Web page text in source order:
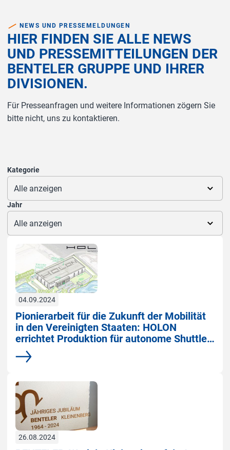
NEWS UND PRESSEMELDUNGEN
HIER FINDEN SIE ALLE NEWS
UND PRESSEMITTEILUNGEN DER
BENTELER GRUPPE UND IHRER
DIVISIONEN.
Für Presseanfragen und weitere Informationen zögern Sie
bitte nicht, uns zu kontaktieren.
Kategorie
Jahr
04.09.2024
Pionierarbeit für die Zukunft der Mobilität
in den Vereinigten Staaten: HOLON
errichtet Produktion für autonome Shuttles
in Jacksonville, Florida
Mehr
26.08.2024